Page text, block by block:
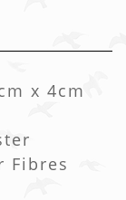
x 4cm
Fibres